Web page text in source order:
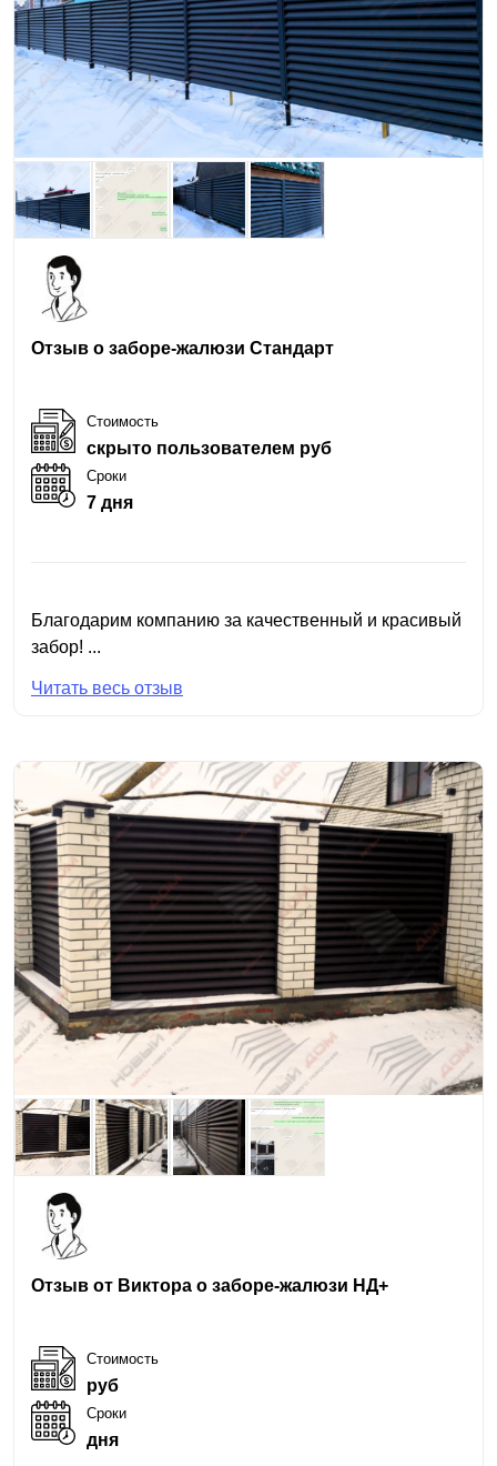
Отзыв о заборе-жалюзи Стандарт
Стоимость
скрыто пользователем руб
Сроки
7 дня
Благодарим компанию за качественный и красивый
забор! ...
Читать весь отзыв
Отзыв от Виктора о заборе-жалюзи НД+
Стоимость
руб
Сроки
дня